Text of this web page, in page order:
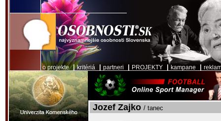
o projekte|kritériá partneri PROJEKTY kampane
Jozef Zajko / tanec